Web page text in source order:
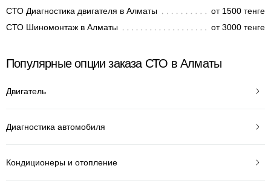
СТО Диагностика двигателя в Алматы
от 1500 тенге
СТО Шиномонтаж в Алматы
от 3000 тенге
Популярные опции заказа СТО в Алматы
Двигатель
Диагностика автомобиля
Кондиционеры и отопление